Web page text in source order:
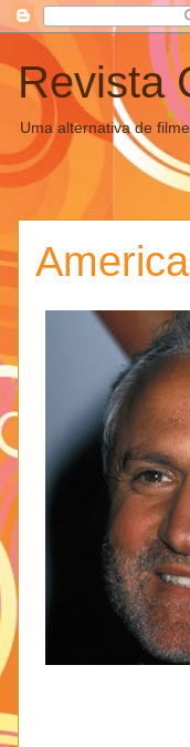
Revista
Uma alternativa de